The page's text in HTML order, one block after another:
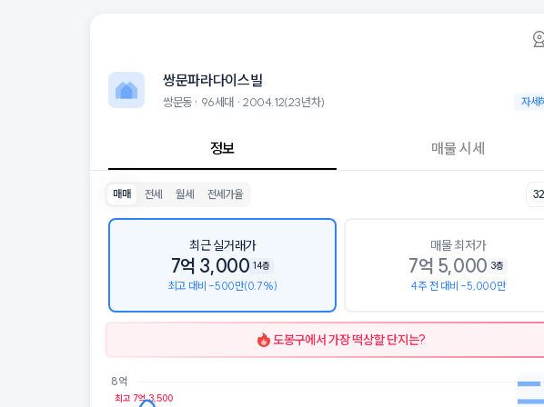
쌍문동 쌍문파라다이스빌 아파트 시세·실거래가·2년
쌍문파라다이스빌은 쌍문동에 위치한 96세대 아파트로, 2004.12 입주한 23년
2026년 8월 6일 기준 22평형의 매매 시세는 4.8억, 전세는 3.7억입니다. 23
인근 학군으로는 서울창경초등학교, 백운중학교, 정의여자고등학교가 있습니다.
최고 14층, 용적률 271%, 건폐율 28%의 단지입니다.
쌍문파라다
쌍문파라다이스빌
쌍문동 · 96세대 · 2004.12(23년차) 쌍문
자세
정보 매물 시세
매매 전세 월세 전세가율
최근 실거래가
7억 3,000 14층
최고 대비 -500만(0.7%)
매물 최저가
7억 5,000 3층
4주 전 대비 -5,000만
도봉구에서 가장 떡상할 단지는?
8억
최고 7억 3,500